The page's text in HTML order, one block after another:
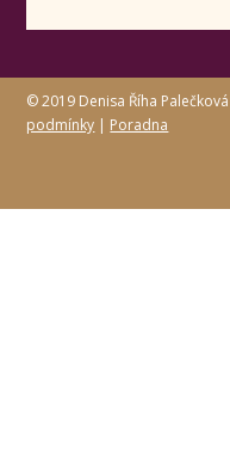
© 2019 Denisa Říha
podmínky | Poradna